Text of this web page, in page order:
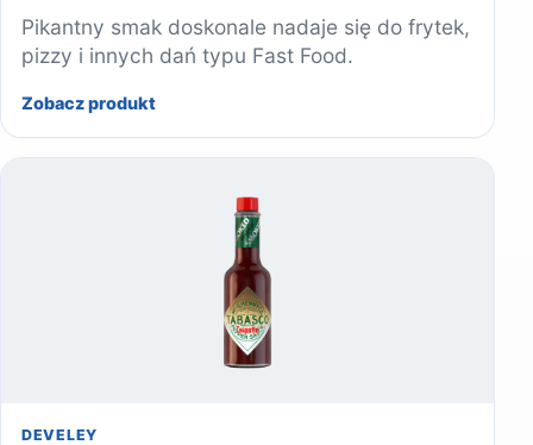
Pikantny smak doskonale nadaje się do frytek,
pizzy i innych dań typu Fast Food.
Zobacz produkt
DEVELEY